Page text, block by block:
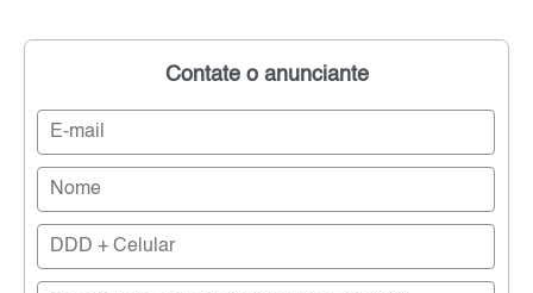
Contate o anunciante